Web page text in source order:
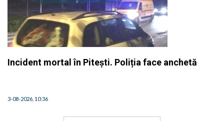
Incident mortal în Pitești. Poliția face anchetă
3-08-2026, 10:36